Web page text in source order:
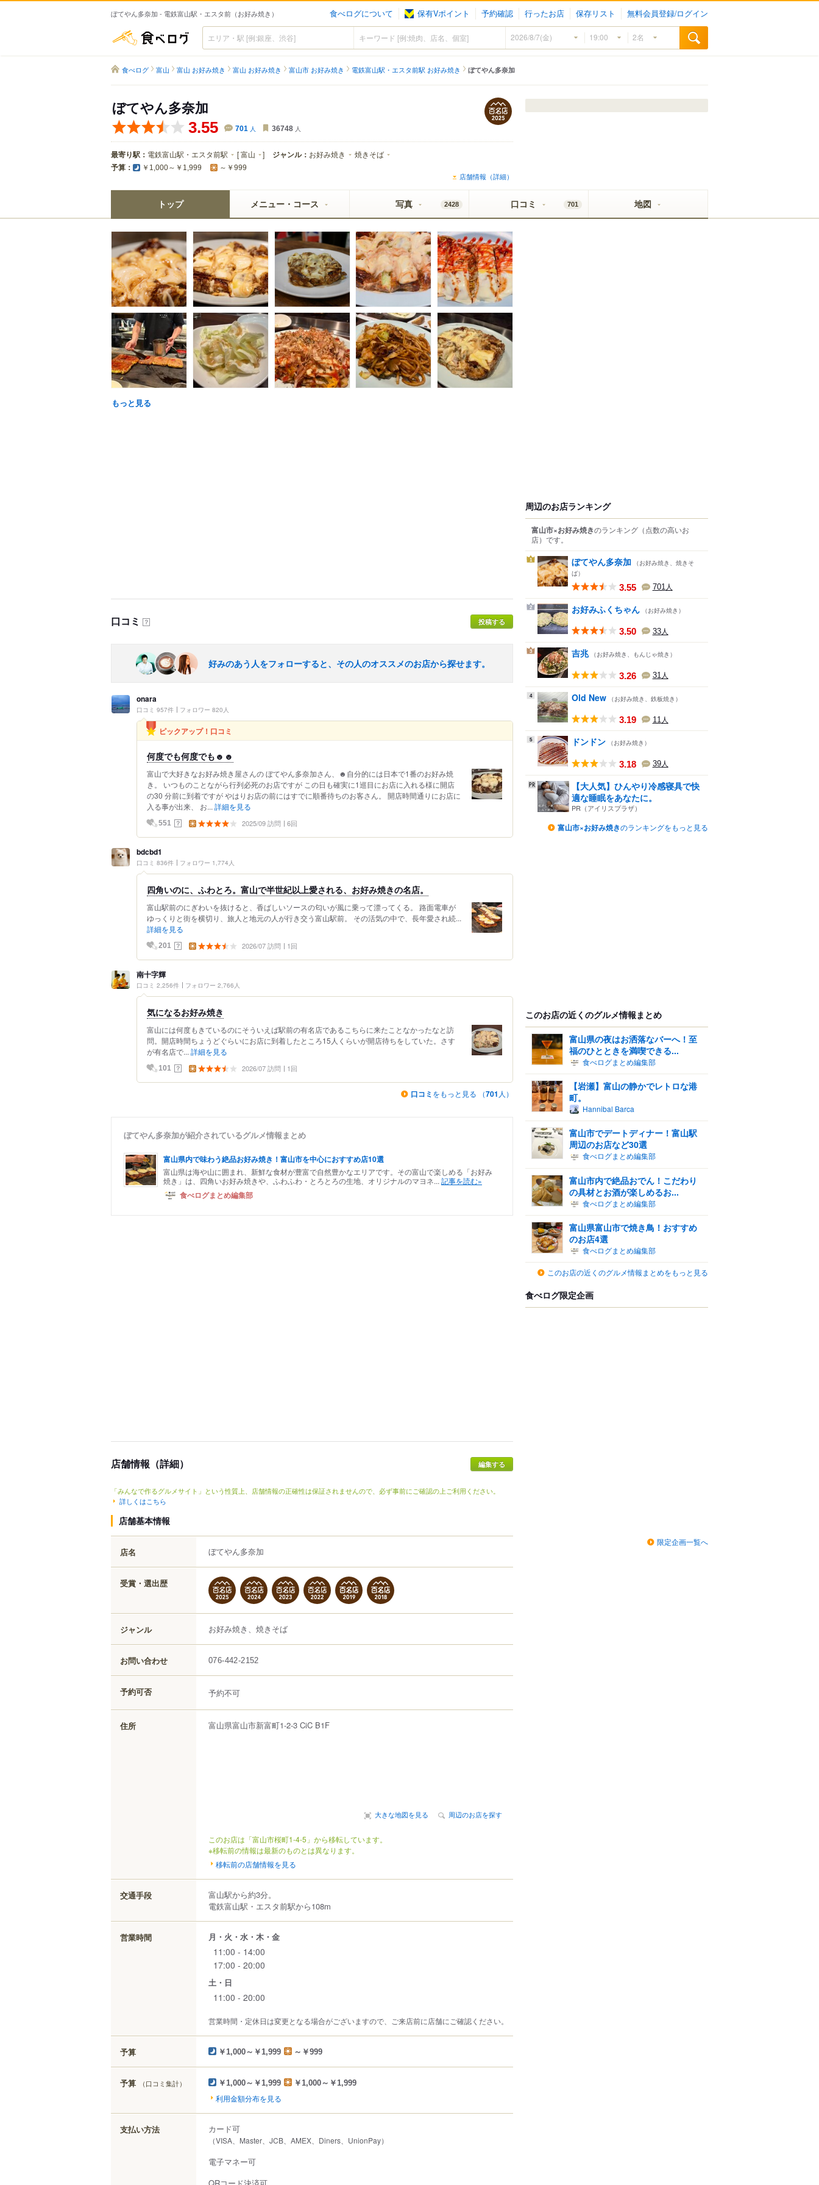
ぼてやん多奈加 - 電鉄富山駅・エスタ前（お好み焼き） 食べログについて 保有Vポイント 予約確認 行ったお店 保存リスト 無料会員登録/ログイン
食べログ
食べログ 富山 富山 お好み焼き 富山 お好み焼き 富山市 お好み焼き 電鉄富山駅・エスタ前駅 お好み焼き ぼてやん多奈加
ぼてやん多奈加
3.55 701 人 36748 人
最寄り駅： 電鉄富山駅・エスタ前駅 [富山 ] ジャンル： お好み焼き 焼きそば
予算： ￥1,000～￥1,999 ～￥999
店舗情報（詳細）
トップ メニュー・コース 写真 2428 口コミ 701 地図
もっと見る
口コミ ？ 投稿する
好みのあう人をフォローすると、その人のオススメのお店から探せます。
onara
口コミ 957件 フォロワー 820人
ピックアップ！口コミ
何度でも何度でも☻☻
富山で大好きなお好み焼き屋さんの ぼてやん多奈加さん、☻自分的には日本で1番のお好み焼
き。 いつものことながら行列必死のお店ですが この日も確実に1巡目にお店に入れる様に開店
の30 分前に到着ですが やはりお店の前にはすでに順番待ちのお客さん。 開店時間通りにお店に
入る事が出来、 お... 詳細を見る
551 ？ 2025/09 訪問 6回
bdcbd1
口コミ 836件 フォロワー 1,774人
四角いのに、ふわとろ。富山で半世紀以上愛される、お好み焼きの名店。
富山駅前のにぎわいを抜けると、香ばしいソースの匂いが風に乗って漂ってくる。 路面電車が
ゆっくりと街を横切り、旅人と地元の人が行き交う富山駅前。 その活気の中で、長年愛され続...
詳細を見る
201 ？ 2026/07 訪問 1回
南十字輝
口コミ 2,256件 フォロワー 2,766人
気になるお好み焼き
富山には何度もきているのにそういえば駅前の有名店であるこちらに来たことなかったなと訪
問。開店時間ちょうどぐらいにお店に到着したところ15人くらいが開店待ちをしていた。さす
が有名店で... 詳細を見る
101 ？ 2026/07 訪問 1回
口コミ をもっと見る （701 人）
ぼてやん多奈加が紹介されているグルメ情報まとめ
富山県内で味わう絶品お好み焼き！富山市を中心におすすめ店10選
富山県は海や山に囲まれ、新鮮な食材が豊富で自然豊かなエリアです。その富山で楽しめる「お好み
焼き」は、四角いお好み焼きや、ふわふわ・とろとろの生地、オリジナルのマヨネ... 記事を読む»
食べログまとめ編集部
店舗情報（詳細）
「みんなで作るグルメサイト」という性質上、店舗情報の正確性は保証されませんので、必ず事前にご確認の上ご利用ください。
詳しくはこちら
店舗基本情報
店名 ぼてやん多奈加
受賞・選出歴
ジャンル お好み焼き、焼きそば
お問い合わせ 076-442-2152
予約可否 予約不可
住所 富山県富山市新富町1-2-3 CiC B1F
大きな地図を見る 周辺のお店を探す
このお店は「富山市桜町1-4-5」から移転しています。
※移転前の情報は最新のものとは異なります。
移転前の店舗情報を見る
交通手段
富山駅から約3分。
電鉄富山駅・エスタ前駅から108m
営業時間 月・火・水・木・金
11:00 - 14:00
17:00 - 20:00
土・日
11:00 - 20:00
営業時間・定休日は変更となる場合がございますので、ご来店前に店舗にご確認ください。
予算 ￥1,000～￥1,999 ～￥999
予算 （口コミ集計） ￥1,000～￥1,999 ￥1,000～￥1,999
利用金額分布を見る
支払い方法 カード可
（VISA、Master、JCB、AMEX、Diners、UnionPay）
電子マネー可
QRコード決済可
周辺のお店ランキング
富山市×お好み焼きのランキング （点数の高いお
店） です。
1 ぼてやん多奈加 （お好み焼き、焼きそ
ば）
3.55 701人
2 お好みふくちゃん （お好み焼き）
3.50 33人
3 吉兆 （お好み焼き、もんじゃ焼き）
3.26 31人
4 Old New （お好み焼き、鉄板焼き）
3.19 11 人
5 ドンドン （お好み焼き）
3.18 39人
【大人気】ひんやり冷感寝具で快
適な睡眠をあなたに。
PR（アイリスプラザ）
富山市×お好み焼きのランキングをもっと見る
このお店の近くのグルメ情報まとめ
富山県の夜はお洒落なバーへ！至
福のひとときを満喫できる...
食べログまとめ編集部
【岩瀬】富山の静かでレトロな港
町。
Hannibal Barca
富山市でデートディナー！富山駅
周辺のお店など30選
食べログまとめ編集部
富山市内で絶品おでん！こだわり
の具材とお酒が楽しめるお...
食べログまとめ編集部
富山県富山市で焼き鳥！おすすめ
のお店4選
食べログまとめ編集部
このお店の近くのグルメ情報まとめをもっと見る
食べログ限定企画
限定企画一覧へ